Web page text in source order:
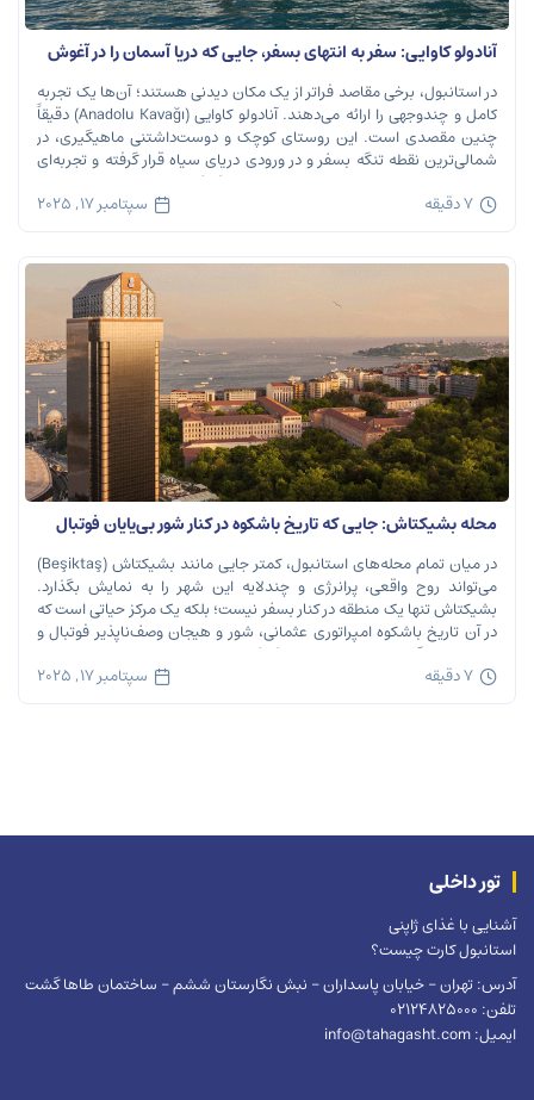
آنادولو کاوایی: سفر به انتهای بسفر، جایی که دریا آسمان را در آغوش
می‌گیرد
در استانبول، برخی مقاصد فراتر از یک مکان دیدنی هستند؛ آن‌ها یک تجربه
کامل و چندوجهی را ارائه می‌دهند. آنادولو کاوایی (Anadolu Kavağı) دقیقاً
چنین مقصدی است. این روستای کوچک و دوست‌داشتنی ماهیگیری، در
شمالی‌ترین نقطه تنگه بسفر و در ورودی دریای سیاه قرار گرفته و تجربه‌ای
بی‌نظیر از تاریخ، طبیعت و طعم‌های اصیل را […]
7 دقیقه سپتامبر 17, 2025
محله بشیکتاش: جایی که تاریخ باشکوه در کنار شور بی‌پایان فوتبال
نفس می‌کشد
در میان تمام محله‌های استانبول، کمتر جایی مانند بشیکتاش (Beşiktaş)
می‌تواند روح واقعی، پرانرژی و چندلایه این شهر را به نمایش بگذارد.
بشیکتاش تنها یک منطقه در کنار بسفر نیست؛ بلکه یک مرکز حیاتی است که
در آن تاریخ باشکوه امپراتوری عثمانی، شور و هیجان وصف‌ناپذیر فوتبال و
ریتم تند زندگی مدرن شهری در هم […]
7 دقیقه سپتامبر 17, 2025
تور داخلی
آشنایی با غذای ژاپنی
استانبول کارت چیست؟
آدرس: تهران – خیابان پاسداران – نبش نگارستان ششم – ساختمان طاها گشت
تلفن: 02124825000
ایمیل: info@tahagasht.com